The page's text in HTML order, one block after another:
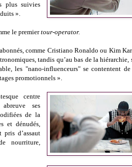
plus suivies
».
le premiertour-operator.
comme Cristiano Ronaldo ou Kim
tandis qu’au bas de la hiérarchie,
les "nano-influenceurs" se contentent de
promotionnels ».
centre
ses
de la
et dénudés,
pris d’assaut
nourriture,